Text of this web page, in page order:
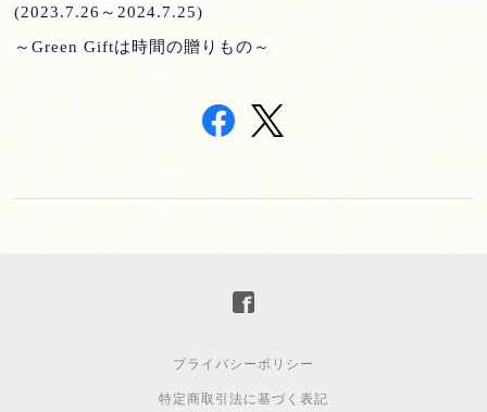
(2023.7.26 ～ 2024.7.25)
～Green Giftは時間の贈りもの～
プライバシーポリシー
特定商取引法に基づく表記